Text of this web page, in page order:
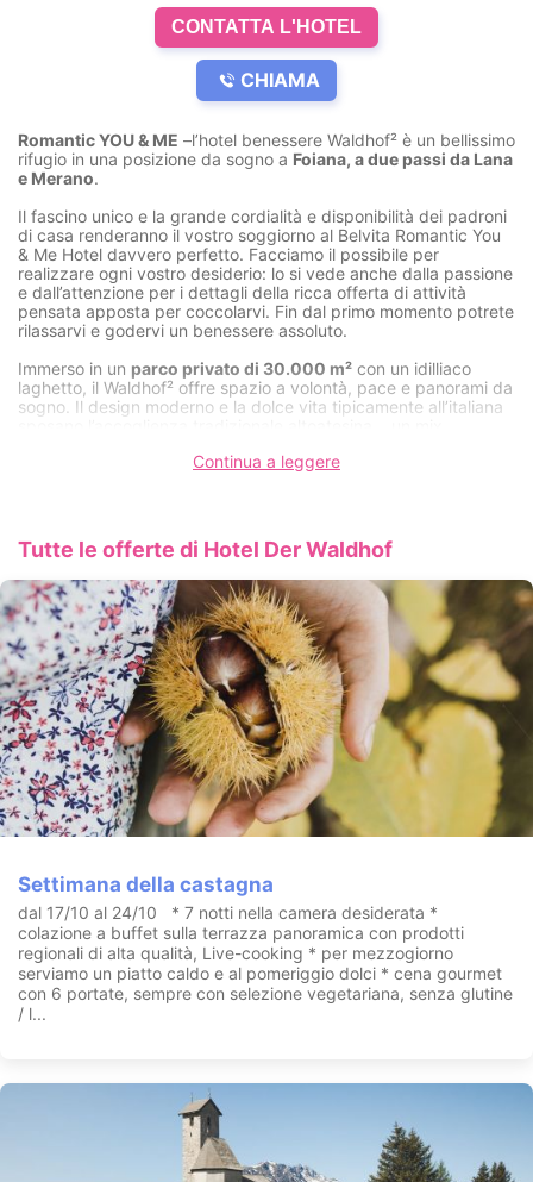
CONTATTA L'HOTEL
CHIAMA
Romantic YOU & ME –l’hotel benessere Waldhof² è un bellissimo
rifugio in una posizione da sogno a Foiana, a due passi da Lana
e Merano.
Il fascino unico e la grande cordialità e disponibilità dei padroni
di casa renderanno il vostro soggiorno al Belvita Romantic You
& Me Hotel davvero perfetto. Facciamo il possibile per
realizzare ogni vostro desiderio: lo si vede anche dalla passione
e dall’attenzione per i dettagli della ricca offerta di attività
pensata apposta per coccolarvi. Fin dal primo momento potrete
rilassarvi e godervi un benessere assoluto.
Immerso in un parco privato di 30.000 m² con un idilliaco
laghetto, il Waldhof² offre spazio a volontà, pace e panorami da
sogno. Il design moderno e la dolce vita tipicamente all’italiana
pool panoramica
Regno delle saune
Bagno al vapore secco con fiori di prato
biosauna panoramica
sauna finlandese in legno invecchiato
cabina in legno per due
bagno al vapore salino.
Sauna per due in SPA privata.
Per 2 ore la Suite Toscana con SPA privata sarà esclusivamente
vostra.
Bagno turco (di vapore) a ca. 45 °C | Sauna finlandese a ca. 90
°C | Bagno romano rigenerante a ca. 65 °C | Doccia a
chiocciola energizzante | Percorso Kneipp | 2 lettini riscaldati
| Romantico letto matrimoniale ad acqua
Continua a leggere
Tutte le offerte di Hotel Der Waldhof
Settimana della castagna
dal 17/10 al 24/10 * 7 notti nella camera desiderata *
colazione a buffet sulla terrazza panoramica con prodotti
regionali di alta qualità, Live-cooking * per mezzogiorno
serviamo un piatto caldo e al pomeriggio dolci * cena gourmet
con 6 portate, sempre con selezione vegetariana, senza glutine
/ l...